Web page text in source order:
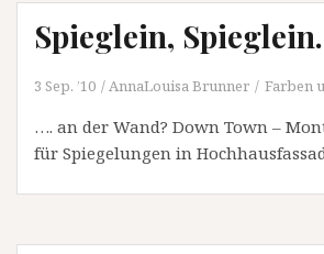
Spieglein,
3 Sep. ’10 AnnaLouisa Brunner Farben
…. an der Wand? Down Town –
für Spiegelungen in